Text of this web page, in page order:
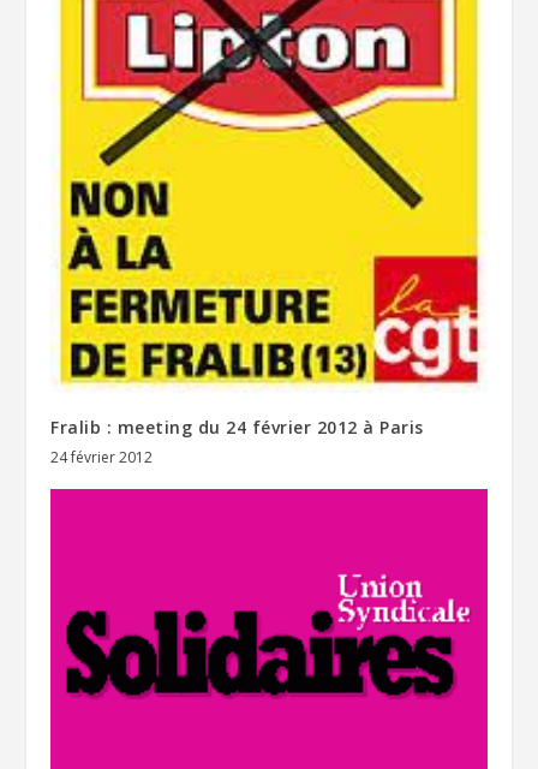
Fralib : meeting du 24 février 2012 à Paris
24 février 2012